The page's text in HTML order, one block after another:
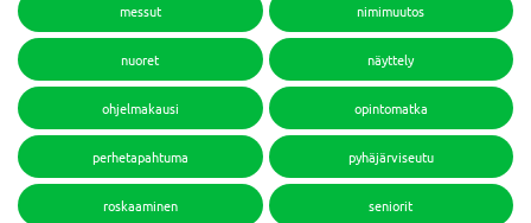
messut nimimuutos
nuoret näyttely
ohjelmakausi opintomatka
perhetapahtuma pyhäjärviseutu
roskaaminen seniorit